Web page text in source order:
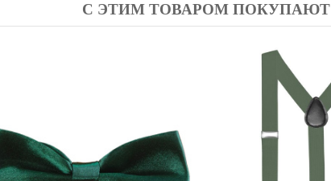
С ЭТИМ ТОВАРОМ ПОКУПАЮТ